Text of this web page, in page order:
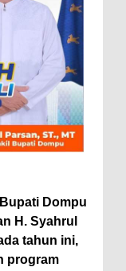
Sinergi,
ke
1608
Argentina vs
Pererat
Masyarakat
Prancis vs
Bima
Finalisasi
Dompu
H. Syahrul
tahun ini,
program